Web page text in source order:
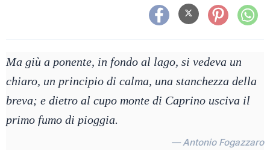
Ma giù a ponente, in fondo al lago, si vedeva un
chiaro, un principio di calma, una stanchezza della
breva; e dietro al cupo monte di Caprino usciva il
primo fumo di pioggia.
— Antonio Fogazzaro